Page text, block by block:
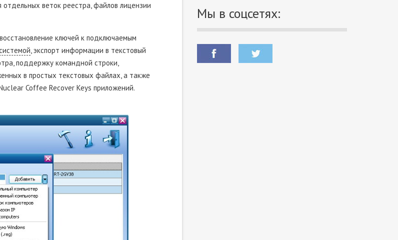
веток реестра, файлов лицензии
ключей к подключаемым
, экспорт информации в текстовый
поддержку командной строки,
в простых текстовых файлах, а также
Coffee Recover Keys приложений.
Мы в соцсетях: